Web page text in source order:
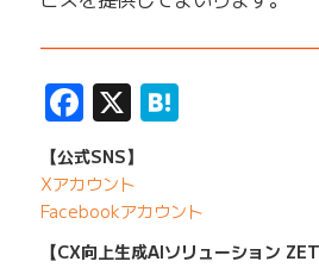
Facebook
X Hatena
【公式SNS】
Xアカウント
Facebookアカウント
【CX向上生成AIソリューション